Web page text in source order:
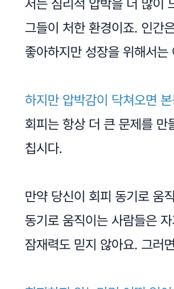
저는 심리적 압박을 더 많이
그들이 처한 환경이죠. 인
좋아하지만 성장을 위해서
하지만 압박감이 닥쳐오면
회피는 항상 더 큰 문제를 만
칩시다.
만약 당신이 회피 동기로 움
동기로 움직이는 사람들은
잠재력도 믿지 않아요. 그러